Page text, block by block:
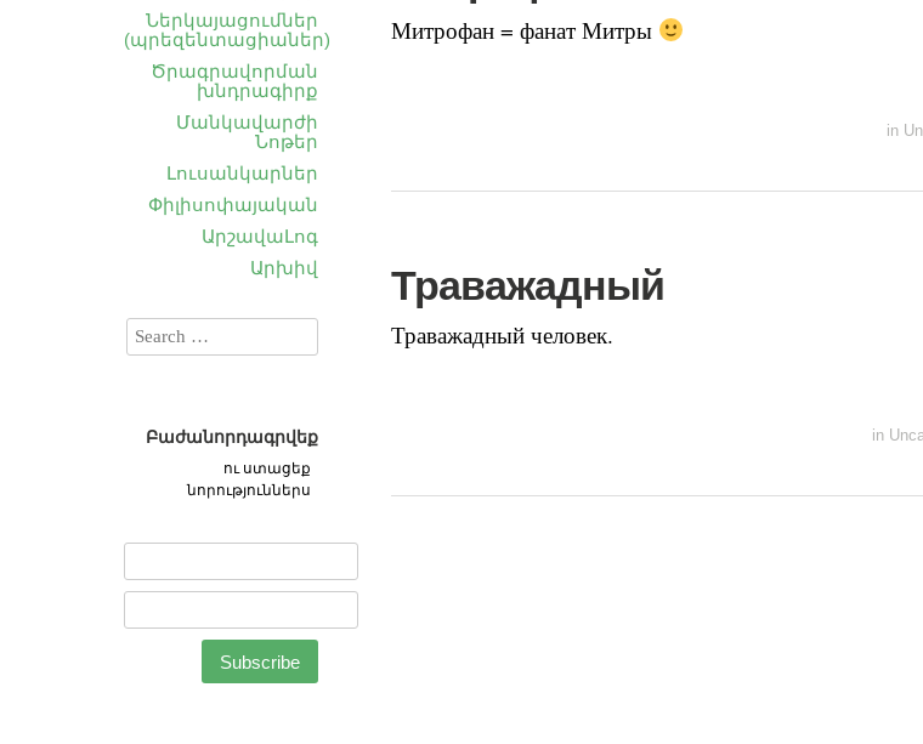
Ներկայացումներ
(պրեզենտացիաներ)
Ծրագրավորման
խնդրագիրք
Մանկավարժի
Նոթեր
Լուսանկարներ
Փիլիսոփայական
ԱրշավաԼոգ
Արխիվ
Митрофан = фанат Митры
in
Траважадный
Траважадный человек.
in
Բաժանորդագրվեք
ու ստացեք
նորություններս